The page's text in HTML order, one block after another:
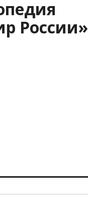
России»